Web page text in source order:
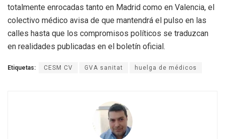
totalmente enrocadas tanto en Madrid como en Valencia, el
colectivo médico avisa de que mantendrá el pulso en las
calles hasta que los compromisos políticos se traduzcan
en realidades publicadas en el boletín oficial.
Etiquetas: CESM CV GVA sanitat huelga de médicos